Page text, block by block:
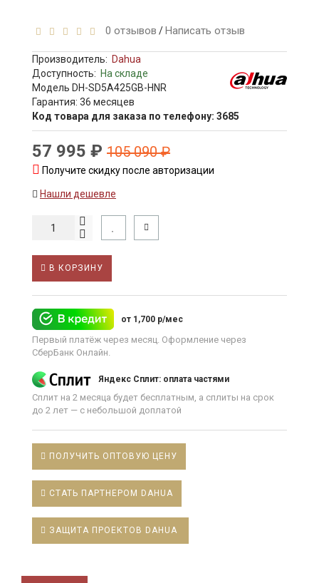
0 отзывов /Написать отзыв
Производитель: Dahua
Доступность: На складе
Модель DH-SD5A425GB-HNR
Гарантия: 36 месяцев
Код товара для заказа по телефону: 3685
57 995 ₽ 105 090 ₽
Получите скидку после авторизации
Нашли дешевле
В КОРЗИНУ
от 1,700 р/мес
Первый платёж через месяц. Оформление через
СберБанк Онлайн.
Яндекс Сплит: оплата частями
Сплит на 2 месяца будет бесплатным, а сплиты на срок
до 2 лет — с небольшой доплатой
ПОЛУЧИТЬ ОПТОВУЮ ЦЕНУ
СТАТЬ ПАРТНЕРОМ DAHUA
ЗАЩИТА ПРОЕКТОВ DAHUA